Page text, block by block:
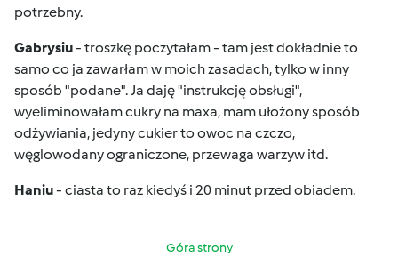
potrzebny.
Gabrysiu- troszkę poczytałam - tam jest dokładnie to
samo co ja zawarłam w moich zasadach, tylko w inny
sposób "podane". Ja daję "instrukcję obsługi",
wyeliminowałam cukry na maxa, mam ułożony sposób
odżywiania, jedyny cukier to owoc na czczo,
węglowodany ograniczone, przewaga warzyw itd.
Haniu- ciasta to raz kiedyś i 20 minut przed obiadem.
Góra strony